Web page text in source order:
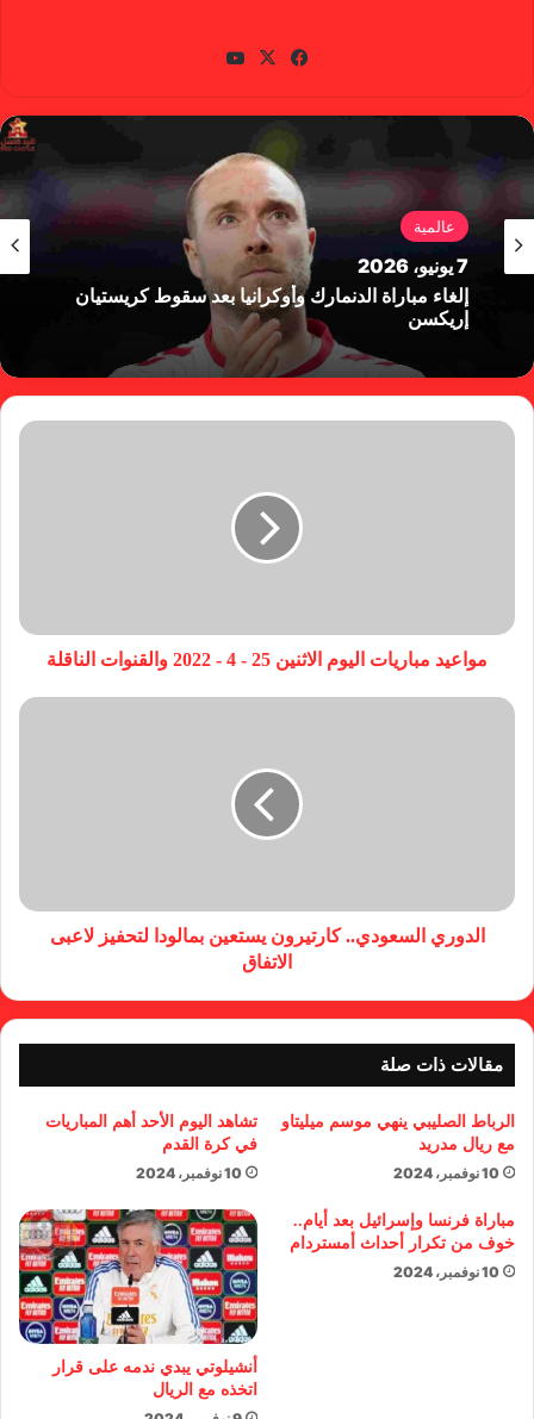
في
وك
X
عالمية
7 يونيو، 2026
إلغاء مباراة الدنمارك وأوكرانيا بعد سقوط كريستيان
إريكسن
مواعيد مباريات اليوم الاثنين 25 - 4 - 2022 والقنوات الناقلة
الدوري السعودي.. كارتيرون يستعين بمالودا لتحفيز لاعبى
الاتفاق
مقالات ذات صلة
الرباط الصليبي ينهي موسم ميليتاو
مع ريال مدريد
10 نوفمبر، 2024
تشاهد اليوم الأحد أهم المباريات
في كرة القدم
10 نوفمبر، 2024
مباراة فرنسا وإسرائيل بعد أيام..
خوف من تكرار أحداث أمستردام
10 نوفمبر، 2024
أنشيلوتي يبدي ندمه على قرار
اتخذه مع الريال